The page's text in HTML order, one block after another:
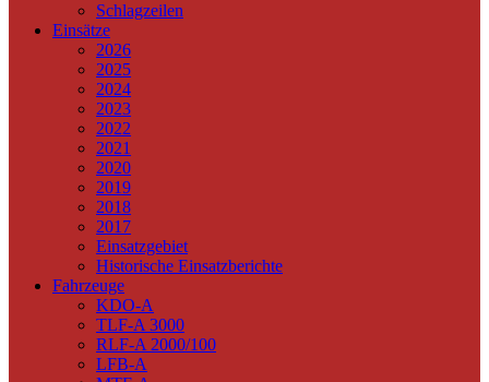
Schlagzeilen
Einsätze
2026
2025
2024
2023
2022
2021
2020
2019
2018
2017
Einsatzgebiet
Historische Einsatzberichte
Fahrzeuge
KDO-A
TLF-A 3000
RLF-A 2000/100
LFB-A